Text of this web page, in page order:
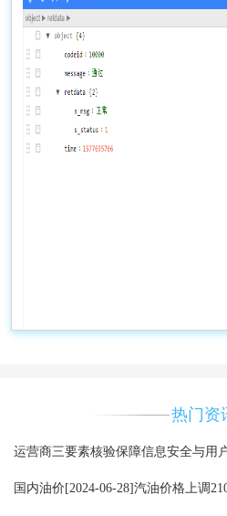
热门资
运营商三要素核验保障信息安全与用
国内油价[2024-06-28]汽油价格上调